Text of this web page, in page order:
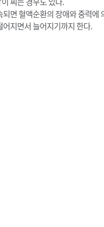
면 혈액순환의 장애와 중력에
지면서 늘어지기까지 한다.